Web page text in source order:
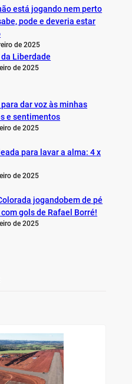
está jogando nem perto
pode e deveria estar
de 2025
da Liberdade
de 2025
para dar voz às minhas
e sentimentos
de 2025
para lavar a alma: 4 x
de 2025
jogandobem de pé
gols de Rafael Borré!
de 2025